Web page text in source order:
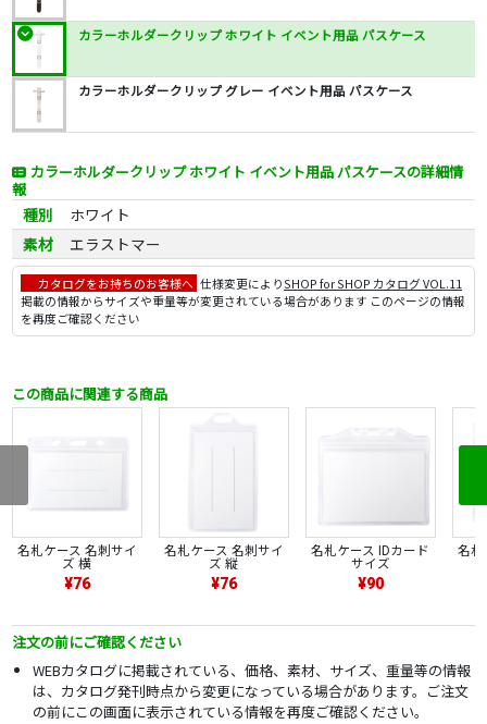
カラーホルダークリップ ホワイト イベント用品 パスケース
カラーホルダークリップ グレー イベント用品 パスケース
カラーホルダークリップ ホワイト イベント用品 パスケースの詳細情
報
種別
ホワイト
素材
エラストマー
カタログをお持ちのお客様へ 仕様変更によりSHOP for SHOP カタログ VOL.11
掲載の情報からサイズや重量等が変更されている場合があります このページの情報
を再度ご確認ください
この商品に関連する商品
名札ケース 名刺サイ
ズ 横
¥76
名札ケース 名刺サイ
ズ 縦
¥76
名札ケース IDカード
サイズ
¥90
名札
注文の前にご確認ください
WEBカタログに掲載されている、価格、素材、サイズ、重量等の情報
は、カタログ発刊時点から変更になっている場合があります。ご注文
の前にこの画面に表示されている情報を再度ご確認ください。